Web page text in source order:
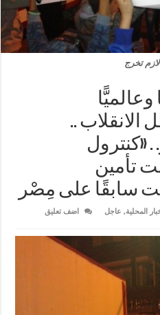
تخرج
الانقلاب ..
. «كنترول
تأمين
سابقًا على مِصْر
المحلية, عاجل
اضف تعليق